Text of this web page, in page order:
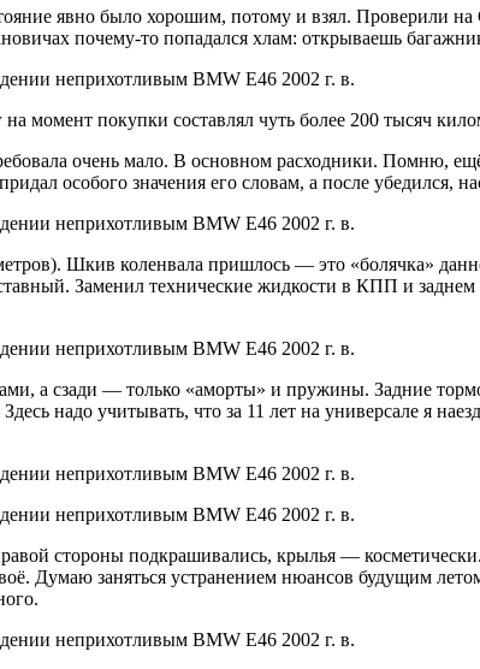
явно было хорошим, потому и взял. Проверили
почему-то попадался хлам: открываешь
момент покупки составлял чуть более 200 тысяч
очень мало. В основном расходники. Помню,
особого значения его словам, а после убедился,
Шкив коленвала пришлось — это «болячка»
Заменил технические жидкости в КПП и
а сзади — только «аморты» и пружины. Задние
надо учитывать, что за 11 лет на универсале я
стороны подкрашивались, крылья —
Думаю заняться устранением нюансов будущим